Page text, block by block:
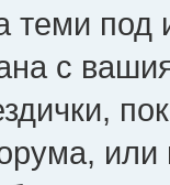
под
с